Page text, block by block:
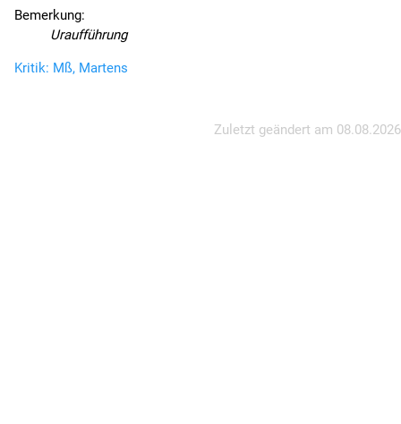
Bemerkung:
Uraufführung
Kritik: Mß, Martens
Zuletzt geändert am 08.08.2026